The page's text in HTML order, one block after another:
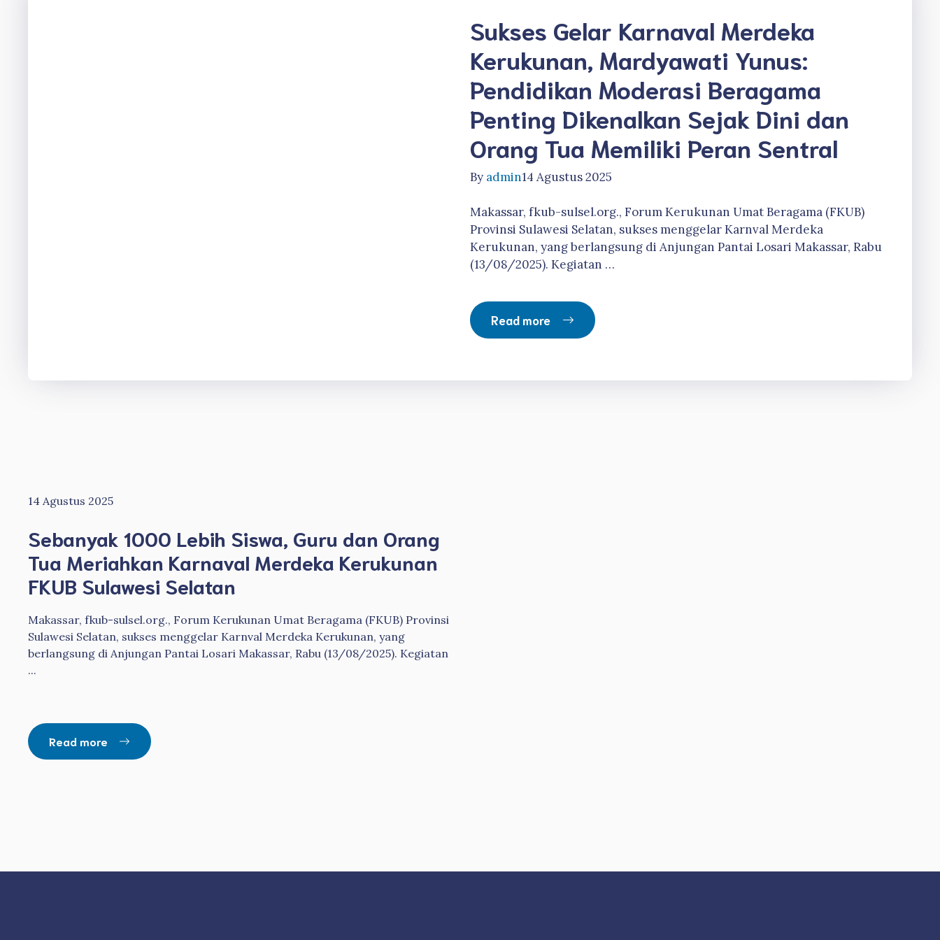
Sukses Gelar Karnaval Merdeka
Kerukunan, Mardyawati Yunus:
Pendidikan Moderasi Beragama
Penting Dikenalkan Sejak Dini dan
Orang Tua Memiliki Peran Sentral
By admin14 Agustus 2025
Makassar, fkub-sulsel.org., Forum Kerukunan Umat Beragama (FKUB)
Provinsi Sulawesi Selatan, sukses menggelar Karnval Merdeka
Kerukunan, yang berlangsung di Anjungan Pantai Losari Makassar, Rabu
(13/08/2025). Kegiatan …
Read more
14 Agustus 2025
Sebanyak 1000 Lebih Siswa, Guru dan Orang
Tua Meriahkan Karnaval Merdeka Kerukunan
FKUB Sulawesi Selatan
Makassar, fkub-sulsel.org., Forum Kerukunan Umat Beragama (FKUB) Provinsi
Sulawesi Selatan, sukses menggelar Karnval Merdeka Kerukunan, yang
berlangsung di Anjungan Pantai Losari Makassar, Rabu (13/08/2025). Kegiatan
...
Read more